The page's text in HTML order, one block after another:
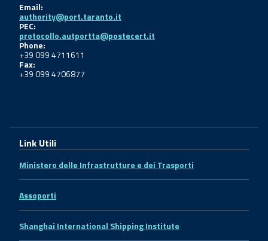
Email:
authority@port.taranto.it
PEC:
protocollo.autportta@postecert.it
Phone:
+39 099 4711611
Fax:
+39 099 4706877
Link Utili
Ministero delle Infrastrutture e dei Trasporti
Assoporti
Shanghai International Shipping Institute